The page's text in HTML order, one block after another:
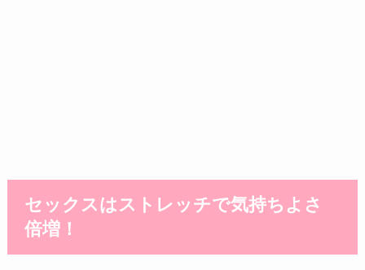
セックスはストレッチで気持ちよさ
倍増！